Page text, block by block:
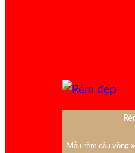
Mẫu rèm cầu vồng